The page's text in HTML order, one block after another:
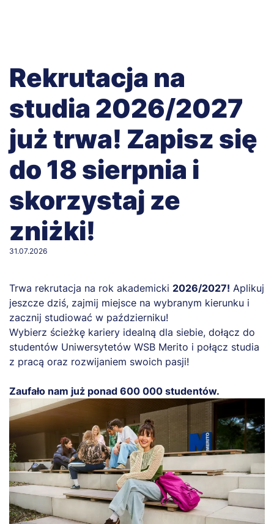
Rekrutacja na
studia 2026/2027
już trwa! Zapisz się
do 18 sierpnia i
skorzystaj ze
zniżki!
31.07.2026
Trwa rekrutacja na rok akademicki 2026/2027! Aplikuj
jeszcze dziś, zajmij miejsce na wybranym kierunku i
zacznij studiować w październiku!
Wybierz ścieżkę kariery idealną dla siebie, dołącz do
studentów Uniwersytetów WSB Merito i połącz studia
z pracą oraz rozwijaniem swoich pasji!
Zaufało nam już ponad 600 000 studentów.